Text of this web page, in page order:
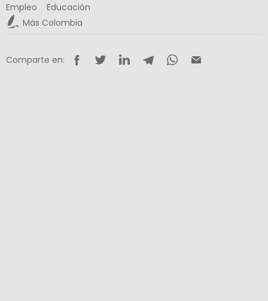
Empleo
Educación
Más Colombia
Comparte en: